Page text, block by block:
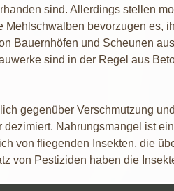
sind. Allerdings stellen
Mehlschwalben bevorzugen es,
Bauernhöfen und Scheunen
sind in der Regel aus
gegenüber Verschmutzung
Nahrungsmangel ist
von fliegenden Insekten, die
von Pestiziden haben die